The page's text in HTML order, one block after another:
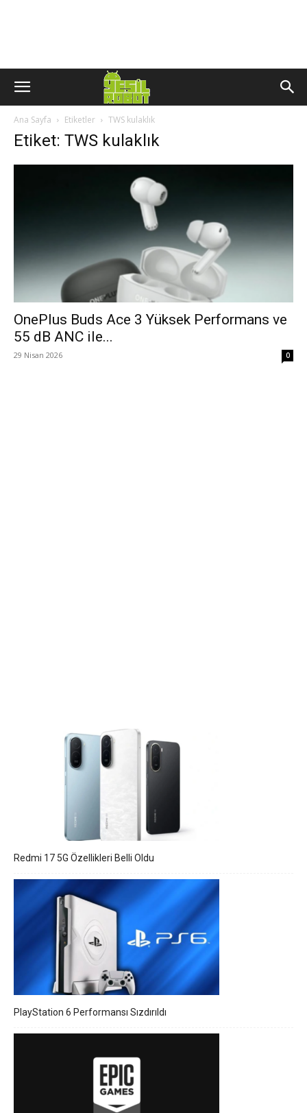
Ana Sayfa Etiketler TWS kulaklık
Etiket: TWS kulaklık
OnePlus Buds Ace 3 Yüksek Performans ve
55 dB ANC ile...
29 Nisan 2026 0
Redmi 17 5G Özellikleri Belli Oldu
PlayStation 6 Performansı Sızdırıldı